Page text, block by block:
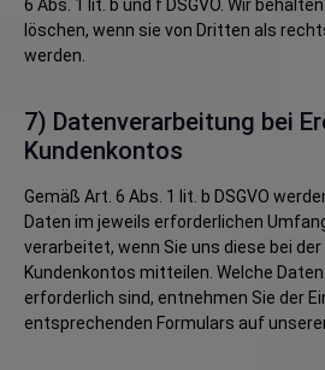
6 Abs. 1 lit. b und f DSGVO. Wir
löschen, wenn sie von Dritten als
werden.
7) Datenverarbeitung bei
Kundenkontos
Gemäß Art. 6 Abs. 1 lit. b DSGVO
Daten im jeweils erforderlichen
verarbeitet, wenn Sie uns diese bei
Kundenkontos mitteilen. Welche
erforderlich sind, entnehmen Sie der
entsprechenden Formulars auf